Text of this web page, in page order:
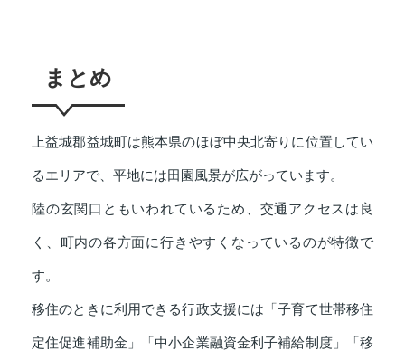
まとめ
上益城郡益城町は熊本県のほぼ中央北寄りに位置してい
るエリアで、平地には田園風景が広がっています。
陸の玄関口ともいわれているため、交通アクセスは良
く、町内の各方面に行きやすくなっているのが特徴で
す。
移住のときに利用できる行政支援には「子育て世帯移住
定住促進補助金」「中小企業融資金利子補給制度」「移